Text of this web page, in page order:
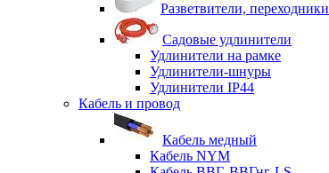
Разветвители, переходники
Садовые удлинители
Удлинители на рамке
Удлинители-шнуры
Удлинители IP44
Кабель и провод
Кабель медный
Кабель NYM